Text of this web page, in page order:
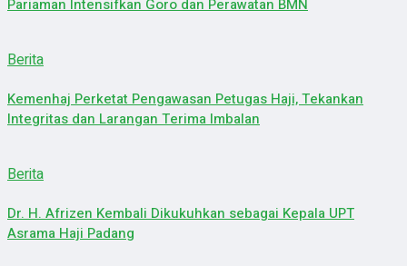
Pariaman Intensifkan Goro dan Perawatan BMN
Berita
Kemenhaj Perketat Pengawasan Petugas Haji, Tekankan
Integritas dan Larangan Terima Imbalan
Berita
Dr. H. Afrizen Kembali Dikukuhkan sebagai Kepala UPT
Asrama Haji Padang